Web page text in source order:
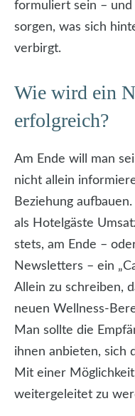
formuliert sein –
sorgen, was sich
verbirgt.
Wie wird ein
erfolgreich?
Am Ende will man
nicht allein
Beziehung
als Hotelgäste
stets, am Ende –
Newsletters – ein
Allein zu schreiben,
neuen Wellness-
Man sollte die
ihnen anbieten, sich
Mit einer
weitergeleitet zu